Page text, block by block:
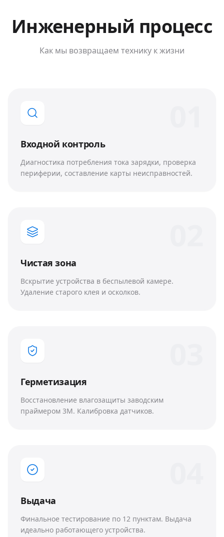
Инженерный процесс
Как мы возвращаем технику к жизни
Входной контроль
Диагностика потребления тока зарядки, проверка
периферии, составление карты неисправностей.
Чистая зона
Вскрытие устройства в беспылевой камере.
Удаление старого клея и осколков.
Герметизация
Восстановление влагозащиты заводским
праймером 3M. Калибровка датчиков.
Выдача
Финальное тестирование по 12 пунктам. Выдача
идеально работающего устройства.